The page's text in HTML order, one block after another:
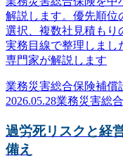
解説します。優先順位
選択、複数社見積もり
実務目線で整理しまし
専門家が解説します
業務災害総合保険補償
2026.05.28業務災害総
過労死リスクと経
備え